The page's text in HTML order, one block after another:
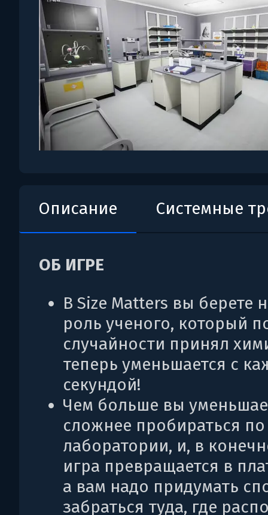
Описание Системные
ОБ ИГРЕ
В Size Matters вы берете
роль ученого, который
случайности принял
теперь уменьшается с
секундой!
Чем больше вы
сложнее пробираться по
лаборатории, и, в
игра превращается в
а вам надо придумать
забраться туда, где